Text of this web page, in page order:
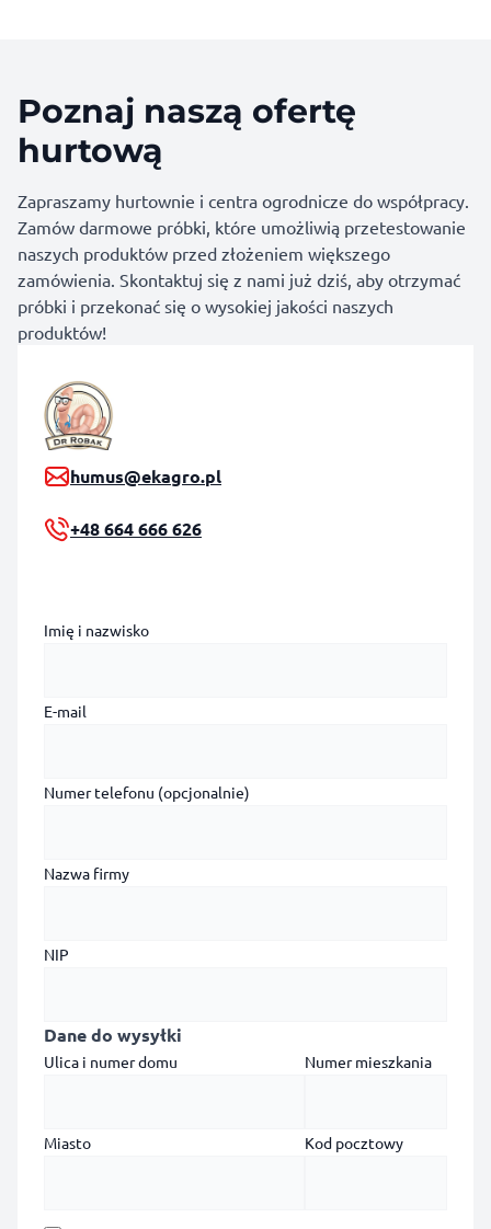
Poznaj naszą ofertę
hurtową
Zapraszamy hurtownie i centra ogrodnicze do współpracy.
Zamów darmowe próbki, które umożliwią przetestowanie
naszych produktów przed złożeniem większego
zamówienia. Skontaktuj się z nami już dziś, aby otrzymać
próbki i przekonać się o wysokiej jakości naszych
produktów!
humus@ekagro.pl
+48 664 666 626
Imię i nazwisko
E-mail
Numer telefonu (opcjonalnie)
Nazwa firmy
NIP
Dane do wysyłki
Ulica i numer domu Numer mieszkania
Miasto Kod pocztowy